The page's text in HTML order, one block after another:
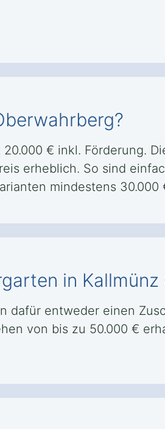
€ inkl. Förderung.
erheblich. So sind
mindestens 30.000
in
entweder einen
von bis zu 50.000 €